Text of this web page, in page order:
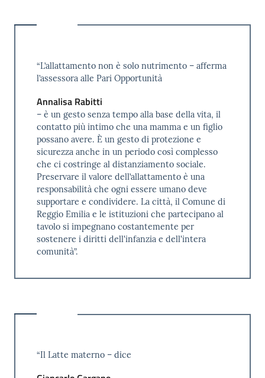
“L’allattamento non è solo nutrimento – afferma
l’assessora alle Pari Opportunità
Annalisa Rabitti
– è un gesto senza tempo alla base della vita, il
contatto più intimo che una mamma e un figlio
possano avere. È un gesto di protezione e
sicurezza anche in un periodo così complesso
che ci costringe al distanziamento sociale.
Preservare il valore dell’allattamento è una
responsabilità che ogni essere umano deve
supportare e condividere. La città, il Comune di
Reggio Emilia e le istituzioni che partecipano al
tavolo si impegnano costantemente per
sostenere i diritti dell'infanzia e dell'intera
comunità”.
“Il Latte materno – dice